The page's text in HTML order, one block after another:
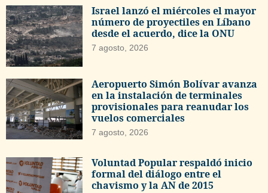
Israel lanzó el miércoles el mayor
número de proyectiles en Líbano
desde el acuerdo, dice la ONU
7 agosto, 2026
Aeropuerto Simón Bolívar avanza
en la instalación de terminales
provisionales para reanudar los
vuelos comerciales
7 agosto, 2026
Voluntad Popular respaldó inicio
formal del diálogo entre el
chavismo y la AN de 2015